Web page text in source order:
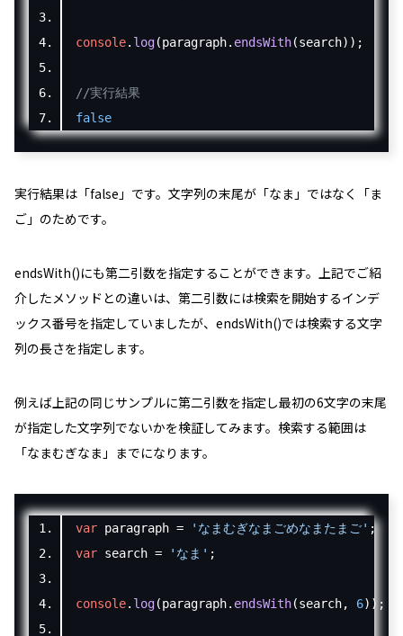
console. log(paragraph. endsWith(search));
//実行結果
false
実行結果は「false 」です。文字列の末尾が「なま 」ではなく「ま
ご 」のためです。
endsWith()にも第二引数を指定することができます。上記でご紹
介したメソッドとの違いは、第二引数には検索を開始するインデ
ックス番号を指定していましたが、endsWith()では検索する文字
列の長さを指定します。
例えば上記の同じサンプルに第二引数を指定し最初の6文字の末尾
が指定した文字列でないかを検証してみます。検索する範囲は
「なまむぎなま 」までになります。
var paragraph = 'なまむぎなまごめなまたまご' ;
var search = 'なま' ;
console. log(paragraph. endsWith(search, 6));